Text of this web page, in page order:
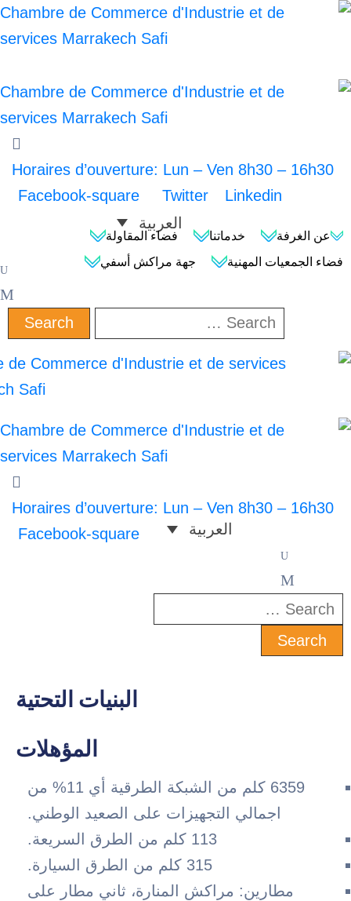
Horaires d’ouverture: Lun – Ven 8h30
Facebook-square
Twitter
خدماتنا
فضاء المقاولة
المهنية
جهة مراكش أسفي
Horaires d’ouverture: Lun – Ven 8h30
Facebook-square
Twitter
البنيات التحتية
المؤهلات
6359 كلم من الشبكة الطرقية أي 11% من
اجمالي التجهيزات على الصعيد الوطني.
مراكش المنارة، ثاني مطار على